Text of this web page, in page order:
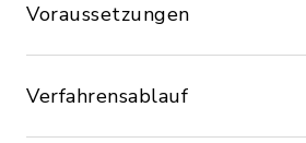
Voraussetzungen
Verfahrensablauf